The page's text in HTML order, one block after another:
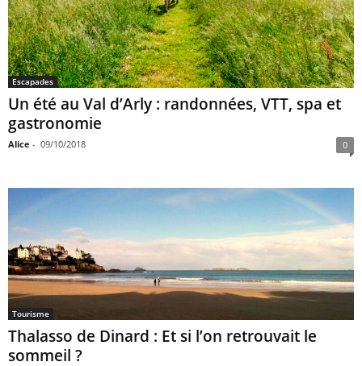
Escapades
Un été au Val d’Arly : randonnées, VTT, spa et
gastronomie
Alice - 09/10/2018 0
Tourisme
Thalasso de Dinard : Et si l’on retrouvait le
sommeil ?